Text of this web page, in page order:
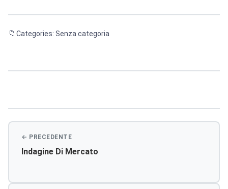
Categories: Senza categoria
Indagine Di Mercato